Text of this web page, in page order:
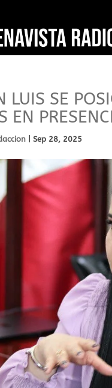
LUIS SE
EN
|Sep 28, 2025